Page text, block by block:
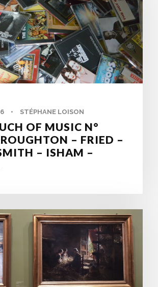
• STÉPHANE LOISON
OF MUSIC N°
– FRIED –
– ISHAM –